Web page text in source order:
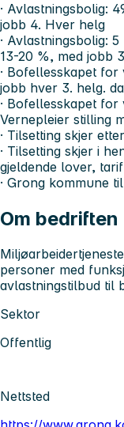
· Avlastningsbolig:
jobb 4. Hver helg
· Avlastningsbolig:
13-20 %, med jobb
· Bofellesskapet
jobb hver 3. helg.
· Bofellesskapet
Vernepleier stilling
· Tilsetting skjer
· Tilsetting skjer i
gjeldende lover,
· Grong kommune
Om bedriften
personer med
avlastningstilbud til
Sektor
Offentlig
Nettsted